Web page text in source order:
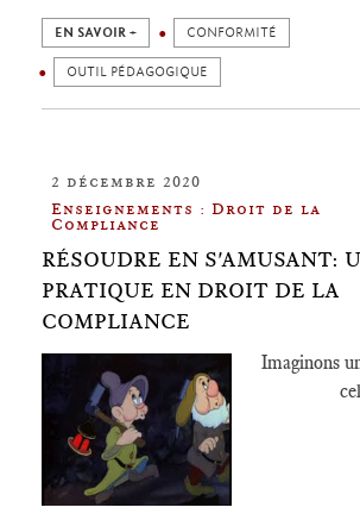
EN SAVOIR + CONFORMITÉ
OUTIL PÉDAGOGIQUE
2 décembre 2020
Enseignements : Droit de la
Compliance
RÉSOUDRE EN S'AMUSANT:
PRATIQUE EN DROIT DE LA
COMPLIANCE
Imaginons